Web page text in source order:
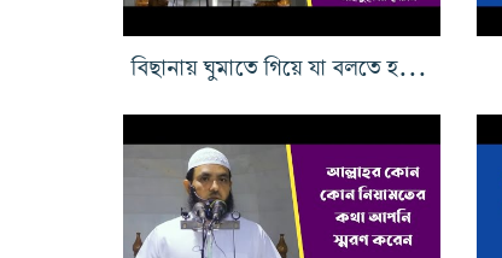
বিছানায় ঘুমাতে গিয়ে যা বলতে হয় ২য় পর্ব